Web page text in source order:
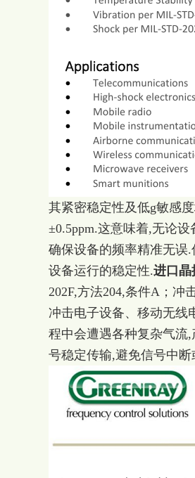
其紧密稳定性及低g敏感
±0.5ppm.这意味着,无论
确保设备的频率精准无误
设备运行的稳定性.进口晶
202F,方法204,条件A；冲
冲击电子设备、移动无线
程中会遭遇各种复杂气流
号稳定传输,避免信号中